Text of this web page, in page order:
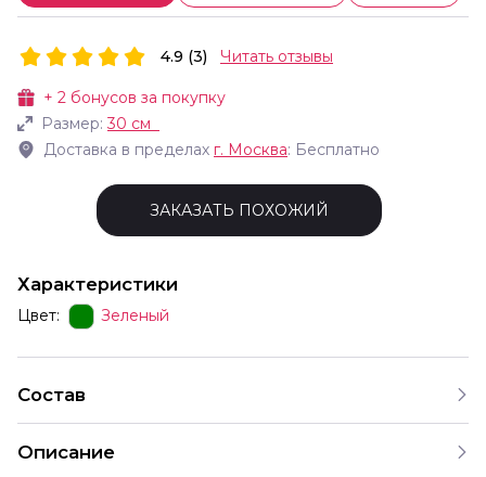
+ 2 бонусов за покупку
Размер:30 см
Доставка в пределах г. Москва: Бесплатно
4.9 (3) Читать отзывы
ЗАКАЗАТЬ ПОХОЖИЙ
Характеристики
Цвет: Зеленый
Состав
Описание